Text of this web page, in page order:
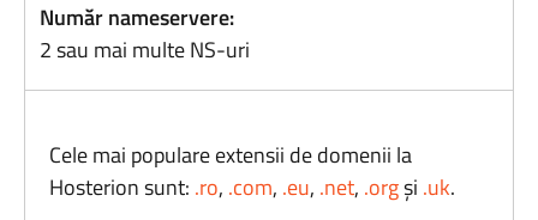
Număr nameservere:
2 sau mai multe NS-uri
Cele mai populare extensii de domenii la
Hosterion sunt: .ro, .com, .eu, .net, .orgși .uk.